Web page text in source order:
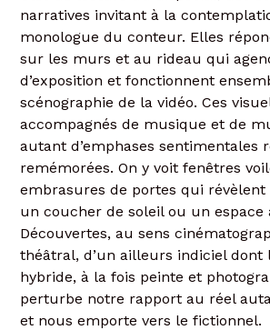
narratives invitant à la
monologue du conteur. Elles
sur les murs et au rideau qui
d’exposition et fonctionnent
scénographie de la vidéo. Ces
accompagnés de musique et de
autant d’emphases sentimentales
remémorées. On y voit fenêtres
embrasures de portes qui
un coucher de soleil ou un espace
Découvertes, au sens
théâtral, d’un ailleurs indiciel dont
hybride, à la fois peinte et
perturbe notre rapport au réel
et nous emporte vers le fictionnel.